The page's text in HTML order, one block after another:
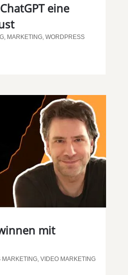
eine
, MARKETING, WORDPRESS
mit
MARKETING, VIDEO MARKETING